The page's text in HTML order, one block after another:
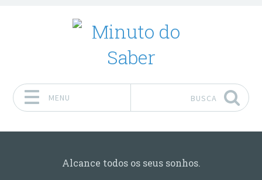
MENU BUSCA
Alcance todos os seus sonhos.